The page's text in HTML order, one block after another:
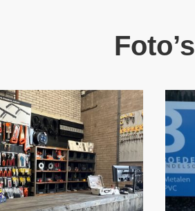
Foto’s